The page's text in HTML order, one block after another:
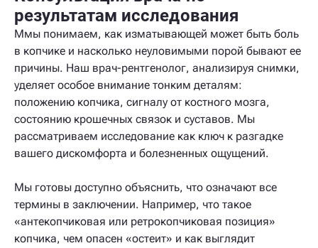
результатам исследования
Ммы понимаем, как изматывающей может быть боль
в копчике и насколько неуловимыми порой бывают ее
причины. Наш врач-рентгенолог, анализируя снимки,
уделяет особое внимание тонким деталям:
положению копчика, сигналу от костного мозга,
состоянию крошечных связок и суставов. Мы
рассматриваем исследование как ключ к разгадке
вашего дискомфорта и болезненных ощущений.
Мы готовы доступно объяснить, что означают все
термины в заключении. Например, что такое
«антекопчиковая или ретрокопчиковая позиция»
копчика, чем опасен «остеит» и как выглядит